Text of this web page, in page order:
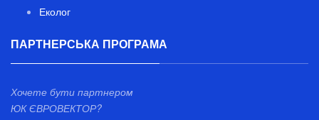
Еколог
ПАРТНЕРСЬКА ПРОГРАМА
Хочете бути партнером
ЮК ЄВРОВЕКТОР?